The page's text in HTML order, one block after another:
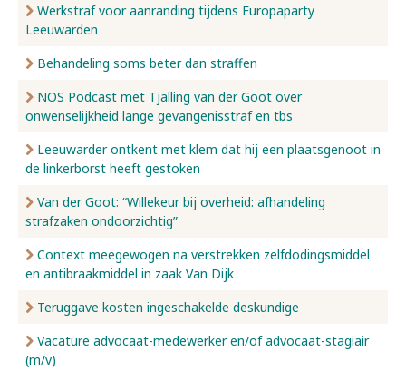
Werkstraf voor aanranding tijdens Europaparty
Leeuwarden
Behandeling soms beter dan straffen
NOS Podcast met Tjalling van der Goot over
onwenselijkheid lange gevangenisstraf en tbs
Leeuwarder ontkent met klem dat hij een plaatsgenoot in
de linkerborst heeft gestoken
Van der Goot: “Willekeur bij overheid: afhandeling
strafzaken ondoorzichtig”
Context meegewogen na verstrekken zelfdodingsmiddel
en antibraakmiddel in zaak Van Dijk
Teruggave kosten ingeschakelde deskundige
Vacature advocaat-medewerker en/of advocaat-stagiair
(m/v)